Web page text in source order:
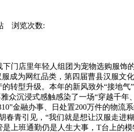
浏览次数:
店里年轻人组团为宠物选购服饰
成为网红品类，第四届曹县汉服
转型升级。本年的新风致外“接地
众沉浸式感触感染了一场“穿越千
金融办事、日处置200万件的物
青引见，“我们就是想让汉服走进
上班通勤仍是人生大事，T台上的